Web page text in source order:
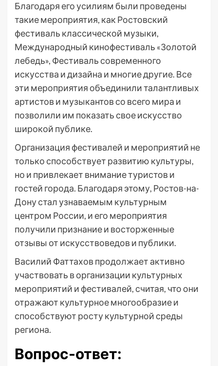
Благодаря его усилиям были проведены
такие мероприятия, как Ростовский
фестиваль классической музыки,
Международный кинофестиваль «Золотой
лебедь», Фестиваль современного
искусства и дизайна и многие другие. Все
эти мероприятия объединили талантливых
артистов и музыкантов со всего мира и
позволили им показать свое искусство
широкой публике.
Организация фестивалей и мероприятий не
только способствует развитию культуры,
но и привлекает внимание туристов и
гостей города. Благодаря этому, Ростов-на-
Дону стал узнаваемым культурным
центром России, и его мероприятия
получили признание и восторженные
отзывы от искусствоведов и публики.
Василий Фаттахов продолжает активно
участвовать в организации культурных
мероприятий и фестивалей, считая, что они
отражают культурное многообразие и
способствуют росту культурной среды
региона.
Вопрос-ответ: